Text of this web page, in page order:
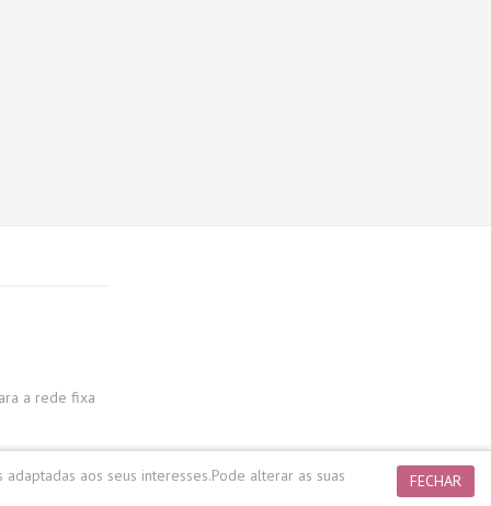
a rede fixa
FECHAR
aos seus interesses.Pode alterar as suas